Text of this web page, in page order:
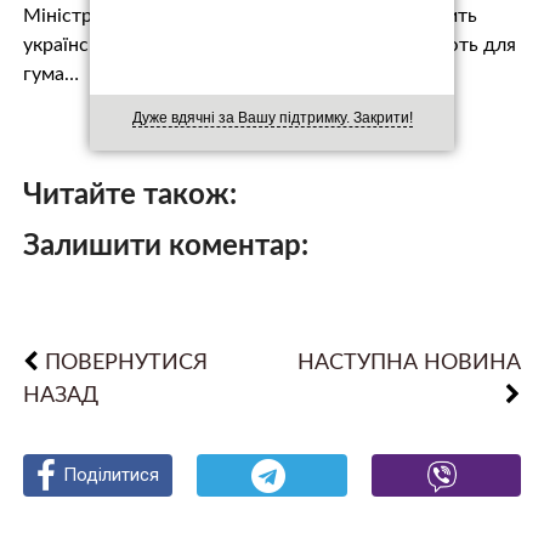
Дуже вдячні за Вашу підтримку. Закрити!
Міністр наголосив, що ця техніка значно посилить
українських саперів. Автотранспорт використають для
гума…
Читайте також:
Залишити коментар:
ПОВЕРНУТИСЯ
НАЗАД
НАСТУПНА НОВИНА
Поділитися
Поділитися
Поділитися